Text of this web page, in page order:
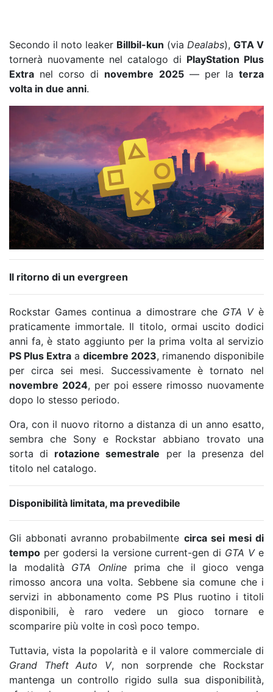
Secondo il noto leaker Billbil-kun (via Dealabs), GTA V
tornerà nuovamente nel catalogo di PlayStation Plus
Extra nel corso di novembre 2025— per laterza
volta in due anni.
Il ritorno di un evergreen
Rockstar Games continua a dimostrare che GTA Vè
praticamente immortale. Il titolo, ormai uscito dodici
anni fa, è stato aggiunto per la prima volta al servizio
PS Plus Extra a dicembre 2023, rimanendo disponibile
per circa sei mesi. Successivamente è tornato nel
novembre 2024, per poi essere rimosso nuovamente
dopo lo stesso periodo.
Ora, con il nuovo ritorno a distanza di un anno esatto,
sembra che Sony e Rockstar abbiano trovato una
sorta di rotazione semestrale per la presenza del
titolo nel catalogo.
Disponibilità limitata, ma prevedibile
Gli abbonati avranno probabilmente circa sei mesi di
tempo per godersi la versione current-gen di GTA Ve
la modalità GTA Onlineprima che il gioco venga
rimosso ancora una volta. Sebbene sia comune che i
servizi in abbonamento come PS Plus ruotino i titoli
disponibili, è raro vedere un gioco tornare e
scomparire più volte in così poco tempo.
Tuttavia, vista la popolarità e il valore commerciale di
Grand Theft Auto V, non sorprende che Rockstar
mantenga un controllo rigido sulla sua disponibilità,